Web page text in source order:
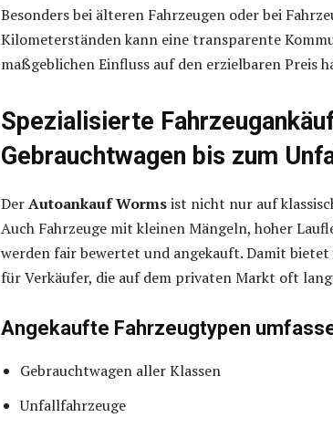
Besonders bei älteren Fahrzeugen oder bei
Kilometerständen kann eine transparente
maßgeblichen Einfluss auf den erzielbaren Preis
Spezialisierte
Gebrauchtwagen bis zum
DerAutoankauf Wormsist nicht nur auf
Auch Fahrzeuge mit kleinen Mängeln, hoher
werden fair bewertet und angekauft. Damit bietet
für Verkäufer, die auf dem privaten Markt oft
Angekaufte Fahrzeugtypen
Gebrauchtwagen aller Klassen
Unfallfahrzeuge